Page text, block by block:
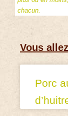
chacun.
Vous
Porc